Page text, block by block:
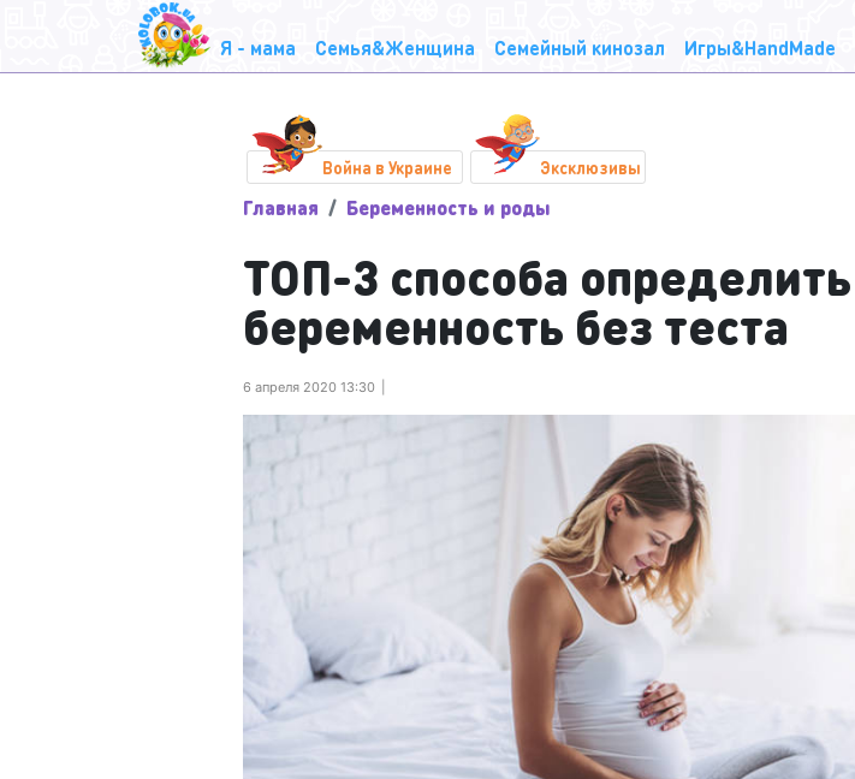
Я - мама Семья&Женщина Семейный кинозал Игры&HandMade
Война в Украине Эксклюзивы
Главная Беременность и роды
ТОП-3 способа определить
беременность без теста
6 апреля 2020 13:30